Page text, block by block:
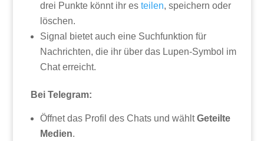
drei Punkte könnt ihr esteilen, speichern oder
löschen.
Signal bietet auch eine Suchfunktion für
Nachrichten, die ihr über das Lupen-Symbol im
Chat erreicht.
Bei Telegram:
Öffnet das Profil des Chats und wähltGeteilte
Medien.